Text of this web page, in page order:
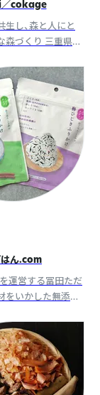
cokage
生し、森と人にと
森づくり 三重県大
センシャルオイル
ダクト
ん.com
運営する冨田ただ
をいかした無添加
を楽しむをコンセ
います。